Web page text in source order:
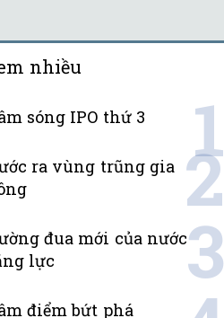
nhiều
sóng IPO thứ 3 1
ra vùng trũng gia 2
đua mới của nước
lực
3
điểm bứt phá